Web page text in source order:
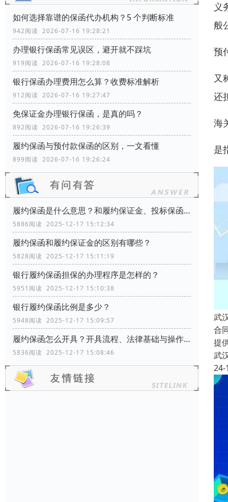
如何选择靠谱的保函代办机构？5 个判断标准
942阅读 2026-07-16 19:28:21
办理银行保函常见误区，避开就不踩坑
919阅读 2026-07-16 19:28:08
银行保函办理费用怎么算？收费标准解析
912阅读 2026-07-16 19:27:47
免保证金办理银行保函，是真的吗？
892阅读 2026-07-16 19:26:39
履约保函与预付款保函的区别，一文看懂
899阅读 2026-07-16 19:26:24
履约保函是什么意思？和履约保证金、投标保函有什么区别？
5886阅读 2025-12-17 15:12:34
履约保函和履约保证金的区别有哪些？
5828阅读 2025-12-17 15:11:19
银行履约保函担保的办理程序是怎样的？
5951阅读 2025-12-17 15:10:38
银行履约保函比例是多少？
5948阅读 2025-12-17 15:09:57
履约保函怎么开具？开具流程、法律基础与操作指南
5836阅读 2025-12-17 15:08:46
义
般
预
又
还
海
是
武
合
提
武
24-